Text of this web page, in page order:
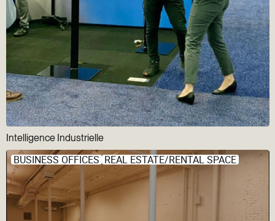
Intelligence Industrielle
BUSINESS OFFICES REAL ESTATE/RENTAL SPACE